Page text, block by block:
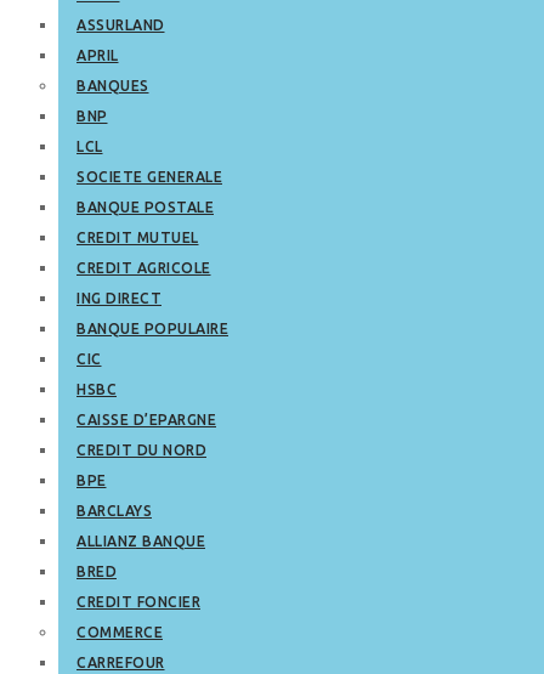
ASSURLAND
APRIL
BANQUES
BNP
LCL
SOCIETE GENERALE
BANQUE POSTALE
CREDIT MUTUEL
CREDIT AGRICOLE
ING DIRECT
BANQUE POPULAIRE
CIC
HSBC
CAISSE D’EPARGNE
CREDIT DU NORD
BPE
BARCLAYS
ALLIANZ BANQUE
BRED
CREDIT FONCIER
COMMERCE
CARREFOUR